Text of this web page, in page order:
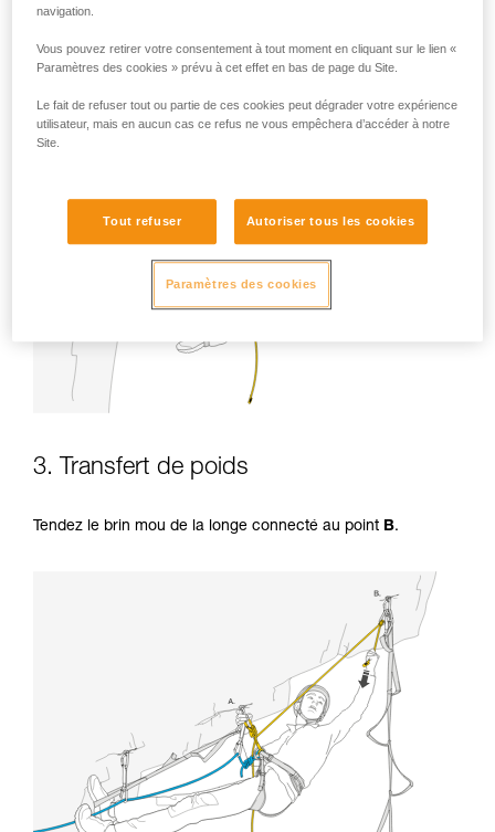
3. Transfert de poids
Tendez le brin mou de la longe connecté au point B.
navigation.
Vous pouvez retirer votre consentement à tout moment en cliquant sur le lien «
Paramètres des cookies » prévu à cet effet en bas de page du Site.
Le fait de refuser tout ou partie de ces cookies peut dégrader votre expérience
utilisateur, mais en aucun cas ce refus ne vous empêchera d’accéder à notre
Site.
Tout refuser Autoriser tous les cookies
Paramètres des cookies